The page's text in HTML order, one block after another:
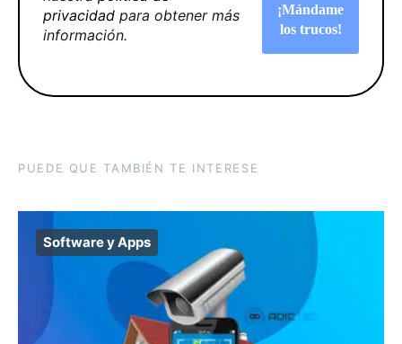
privacidad para obtener más
información.
PUEDE QUE TAMBIÉN TE INTERESE
Software y Apps